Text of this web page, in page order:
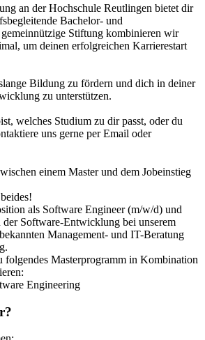
an der Hochschule Reutlingen bietet dir
Bachelor- und
Stiftung kombinieren wir
um deinen erfolgreichen Karrierestart
Bildung zu fördern und dich in deiner
zu unterstützen.
welches Studium zu dir passt, oder du
uns gerne per Email oder
einem Master und dem Jobeinstieg
als Software Engineer (m/w/d) und
Software-Entwicklung bei unserem
Management- und IT-Beratung
folgendes Masterprogramm in Kombination
Engineering